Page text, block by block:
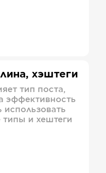
хэштеги
тип поста,
эффективность
использовать
и хештеги